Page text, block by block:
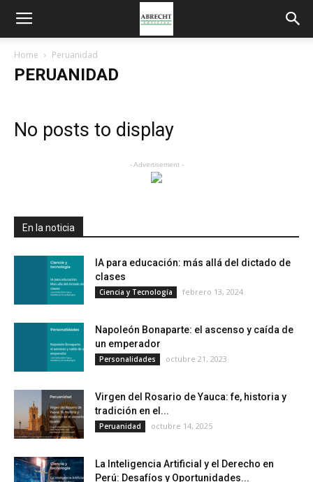
Home Peruanidad
PERUANIDAD
No posts to display
- Advertisement -
En la noticia
IA para educación: más allá del dictado de
clases
Ciencia y Tecnología febrero 13, 2024
Napoleón Bonaparte: el ascenso y caída de
un emperador
Personalidades octubre 21, 2023
Virgen del Rosario de Yauca: fe, historia y
tradición en el...
Peruanidad octubre 14, 2025
La Inteligencia Artificial y el Derecho en
Perú: Desafíos y Oportunidades...